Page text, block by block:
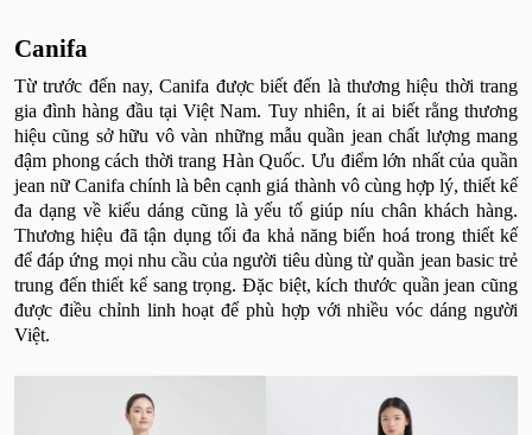
Canifa
Từ trước đến nay, Canifa được biết đến là thương hiệu thời trang
gia đình hàng đầu tại Việt Nam. Tuy nhiên, ít ai biết rằng thương
hiệu cũng sở hữu vô vàn những mẫu quần jean chất lượng mang
đậm phong cách thời trang Hàn Quốc. Ưu điểm lớn nhất của quần
jean nữ Canifa chính là bên cạnh giá thành vô cùng hợp lý, thiết kế
đa dạng về kiểu dáng cũng là yếu tố giúp níu chân khách hàng.
Thương hiệu đã tận dụng tối đa khả năng biến hoá trong thiết kế
để đáp ứng mọi nhu cầu của người tiêu dùng từ quần jean basic trẻ
trung đến thiết kế sang trọng. Đặc biệt, kích thước quần jean cũng
được điều chỉnh linh hoạt để phù hợp với nhiều vóc dáng người
Việt.